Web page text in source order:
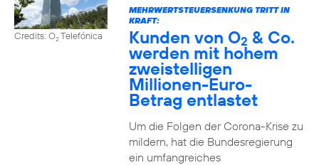
Credits: O2Telefónica
MEHRWERTSTEUERSENKUNG TRITT IN
KRAFT:
Kunden von O2 & Co.
werden mit hohem
zweistelligen
Millionen-Euro-
Betrag entlastet
Um die Folgen der Corona-Krise zu
mildern, hat die Bundesregierung
ein umfangreiches